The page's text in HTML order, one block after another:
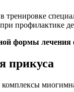
тренировке
профилактике
формы лечения
прикуса